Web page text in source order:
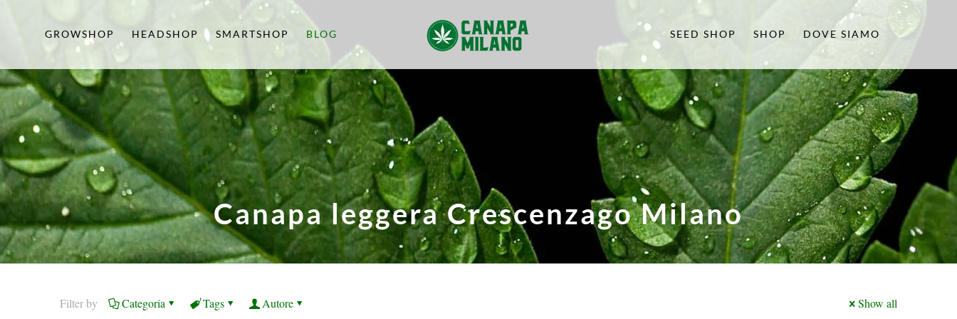
GROWSHOP HEADSHOP SMARTSHOP BLOG SEED SHOP SHOP DOVE SIAMO
Canapa leggera Crescenzago Milano
Filter by Categoria Tags Autore Show all